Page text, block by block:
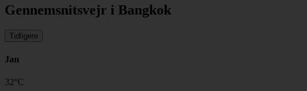
Gennemsnitsvejr i Bangkok
Tidligere
Jan
32°C